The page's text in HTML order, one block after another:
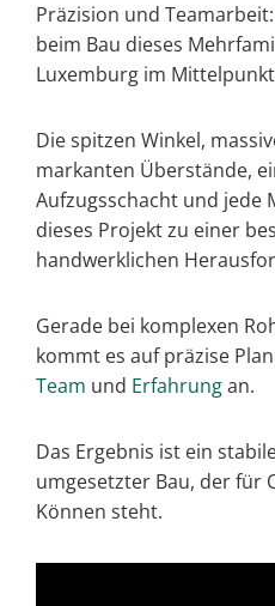
Präzision und
beim Bau dieses
Luxemburg im
Die spitzen Winkel,
markanten Überstände,
Aufzugsschacht und jede
dieses Projekt zu einer
handwerklichen
Gerade bei komplexen
kommt es auf präzise
Team und Erfahrungan.
Das Ergebnis ist ein
umgesetzter Bau, der für
Können steht.